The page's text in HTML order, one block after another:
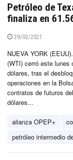
Petróleo de
finaliza en
29/03/2021
NUEVA YORK
(WTI) cerró este
dólares, tras el
operaciones en la
contratos de futuros
dólares...
alianza OPEP+
petróleo intermedio